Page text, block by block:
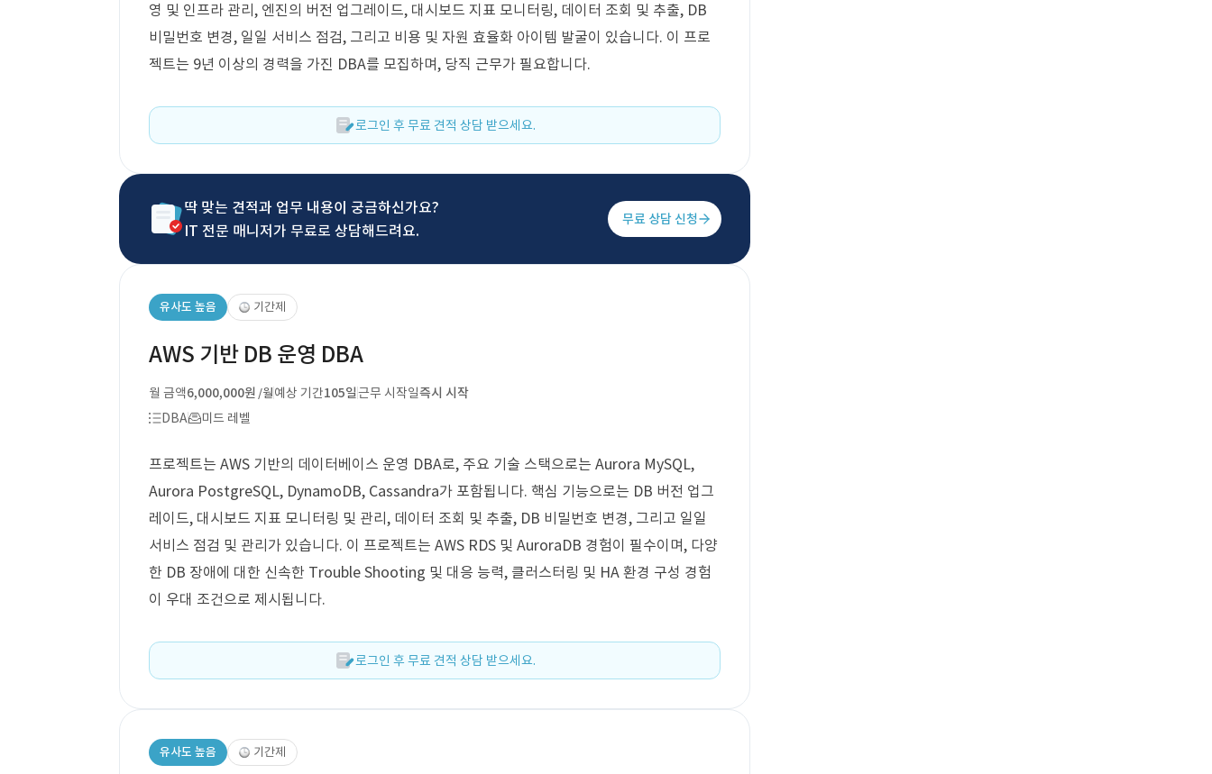
영 및 인프라 관리, 엔진의 버전 업그레이드, 대시보드 지표 모니터링, 데이터 조회 및 추출, DB
비밀번호 변경, 일일 서비스 점검, 그리고 비용 및 자원 효율화 아이템 발굴이 있습니다. 이 프로
젝트는 9년 이상의 경력을 가진 DBA를 모집하며, 당직 근무가 필요합니다.
로그인 후 무료 견적 상담 받으세요.
딱 맞는 견적과 업무 내용이 궁금하신가요?
IT 전문 매니저가 무료로 상담해드려요.
무료 상담 신청
유사도 높음 기간제
AWS 기반 DB 운영 DBA
월 금액6,000,000원 /월예상 기간105일근무 시작일즉시 시작
DBA
미드 레벨
프로젝트는 AWS 기반의 데이터베이스 운영 DBA로, 주요 기술 스택으로는 Aurora MySQL,
Aurora PostgreSQL, DynamoDB, Cassandra가 포함됩니다. 핵심 기능으로는 DB 버전 업그
레이드, 대시보드 지표 모니터링 및 관리, 데이터 조회 및 추출, DB 비밀번호 변경, 그리고 일일
서비스 점검 및 관리가 있습니다. 이 프로젝트는 AWS RDS 및 AuroraDB 경험이 필수이며, 다양
한 DB 장애에 대한 신속한 Trouble Shooting 및 대응 능력, 클러스터링 및 HA 환경 구성 경험
이 우대 조건으로 제시됩니다.
로그인 후 무료 견적 상담 받으세요.
유사도 높음 기간제